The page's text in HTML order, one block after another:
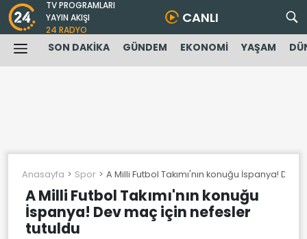
TV PROGRAMLARI
YAYIN AKIŞI
24 RADYO
CANLI
SON DAKİKA GÜNDEM EKONOMİ YAŞAM
Anasayfa Spor A Milli Futbol Takımı'nın konuğu İspanya!
A Milli Futbol Takımı'nın konuğu
İspanya! Dev maç için nefesler
tutuldu